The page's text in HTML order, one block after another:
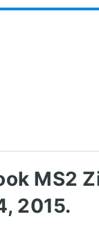
MS2
2015.